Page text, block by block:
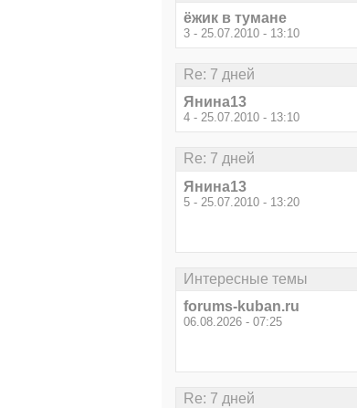
ёжик в тумане
3 - 25.07.2010 - 13:10
Re: 7 дней
Янина13
4 - 25.07.2010 - 13:10
Re: 7 дней
Янина13
5 - 25.07.2010 - 13:20
Интересные темы
forums-kuban.ru
06.08.2026 - 07:25
Re: 7 дней